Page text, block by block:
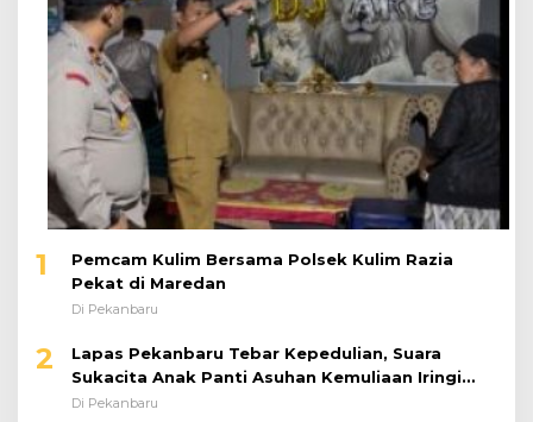
1
Pemcam Kulim Bersama Polsek Kulim Razia
Pekat di Maredan
Di Pekanbaru
2
Lapas Pekanbaru Tebar Kepedulian, Suara
Sukacita Anak Panti Asuhan Kemuliaan Iringi
Bantuan Sosial
Di Pekanbaru